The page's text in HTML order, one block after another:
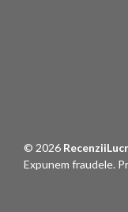
© 2026
Expunem fraudele.